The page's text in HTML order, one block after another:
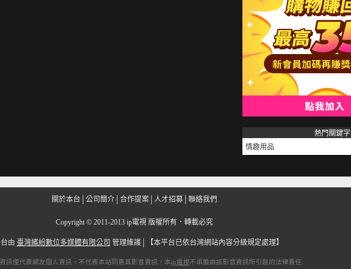
熱門關鍵字
情趣用品
關於本台 公司簡介 合作提案 人才招募 聯絡我們
Copyright © 2011-2013 ip電視 版權所有‧轉載必究
由 臺灣繽紛數位多媒體有限公司 管理維護│ 【本平台已依台灣網站內容分級規定處理】
訊僅代表網友個人資訊，不代表本站同意其影音資訊，本ip電視不承擔由該影音資訊所引起的法律責任